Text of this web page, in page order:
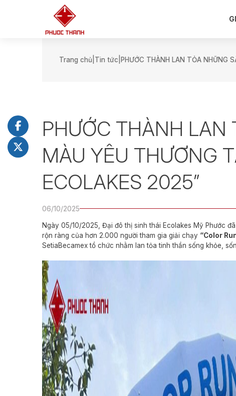
Trang chủ Tin tức PHƯỚC THÀNH LAN TỎA NHỮNG
PHƯỚC THÀNH LAN
MÀU YÊU THƯƠNG
ECOLAKES 2025”
06/10/2025
Ngày 05/10/2025, Đại đô thị sinh thái Ecolakes Mỹ Phước
rộn ràng của hơn 2.000 người tham gia giải chạy “Color
SetiaBecamex tổ chức nhằm lan tỏa tinh thần sống khỏe,